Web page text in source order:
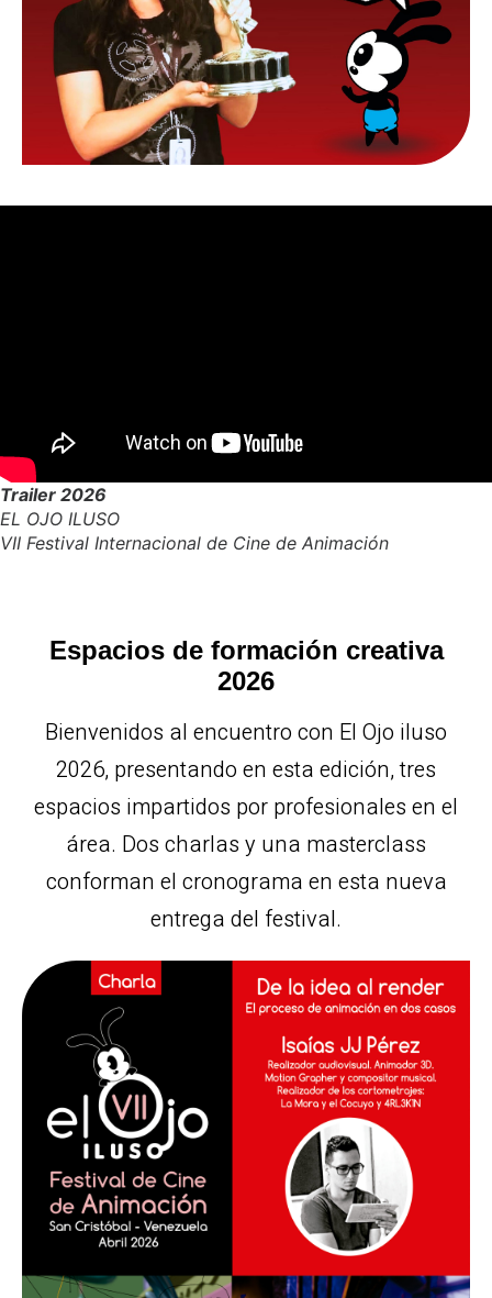
Trailer 2026
EL OJO ILUSO
VII Festival Internacional de Cine de Animación
Espacios de formación creativa
2026
Bienvenidos al encuentro con El Ojo iluso
2026, presentando en esta edición, tres
espacios impartidos por profesionales en el
área. Dos charlas y una masterclass
conforman el cronograma en esta nueva
entrega del festival.